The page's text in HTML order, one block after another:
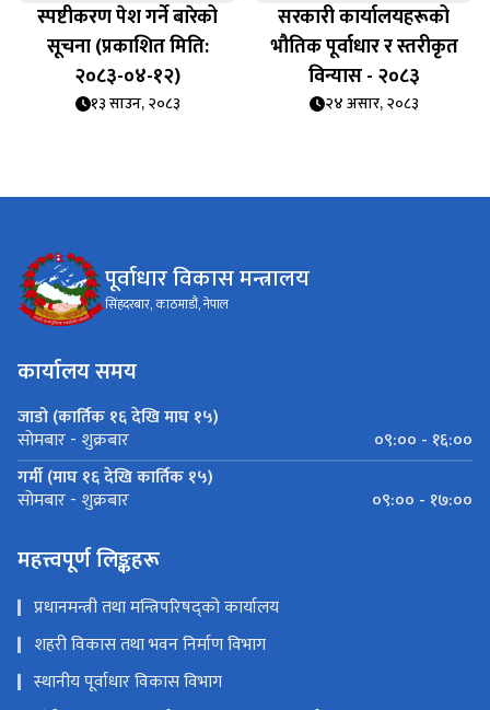
स्पष्टीकरण पेश गर्ने बारेको
सूचना (प्रकाशित मिति:
२०८३-०४-१२)
१३ साउन, २०८३
सरकारी कार्यालयहरूको
भौतिक पूर्वाधार र स्तरीकृत
विन्यास - २०८३
२४ असार, २०८३
पूर्वाधार विकास मन्त्रालय
सिंहदरबार, काठमाडौं, नेपाल
कार्यालय समय
जाडो (कार्तिक १६ देखि माघ १५)
सोमबार - शुक्रबार
०९:०० - १६:००
गर्मी (माघ १६ देखि कार्तिक १५)
सोमबार - शुक्रबार ०९:०० - १७:००
महत्त्वपूर्ण लिङ्कहरू
प्रधानमन्त्री तथा मन्त्रिपरिषद्को कार्यालय
शहरी विकास तथा भवन निर्माण विभाग
स्थानीय पूर्वाधार विकास विभाग